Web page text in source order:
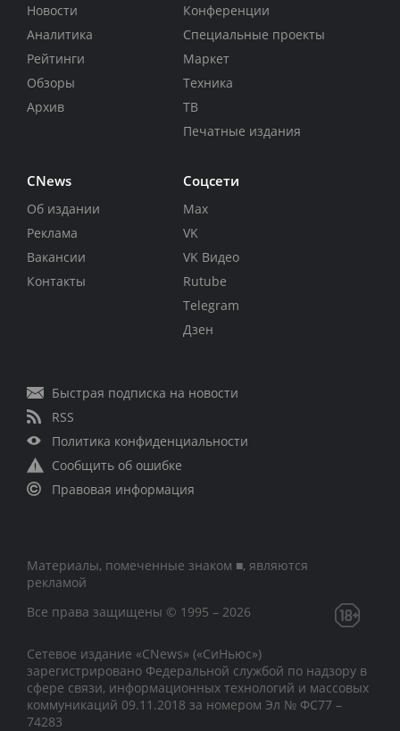
Новости
Аналитика
Рейтинги
Обзоры
Архив
Конференции
Специальные проекты
Маркет
Техника
ТВ
Печатные издания
CNews
Об издании
Реклама
Вакансии
Контакты
Соцсети
Max
VK
VK Видео
Rutube
Telegram
Дзен
Быстрая подписка на новости
RSS
Политика конфиденциальности
Сообщить об ошибке
Правовая информация
Материалы, помеченные знаком ■, являются
рекламой
Все права защищены © 1995 – 2026
Сетевое издание «CNews» («СиНьюс»)
зарегистрировано Федеральной службой по надзору в
сфере связи, информационных технологий и массовых
коммуникаций 09.11.2018 за номером Эл № ФС77 –
74283